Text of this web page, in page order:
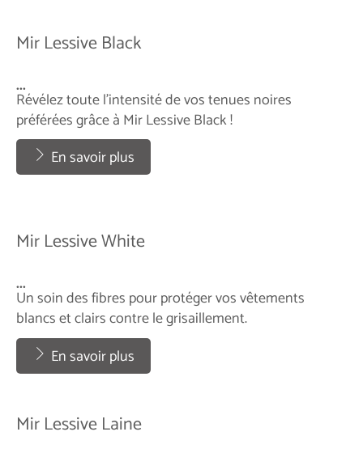
Mir Lessive Black
...
Révélez toute l’intensité de vos tenues noires
préférées grâce à Mir Lessive Black !
...
En savoir plus
Mir Lessive White
...
Un soin des fibres pour protéger vos vêtements
blancs et clairs contre le grisaillement.
...
En savoir plus
Mir Lessive Laine